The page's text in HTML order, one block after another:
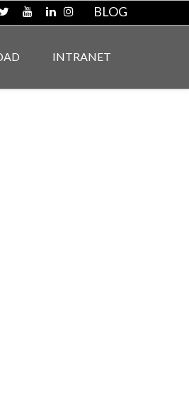
BLOG
INTRANET